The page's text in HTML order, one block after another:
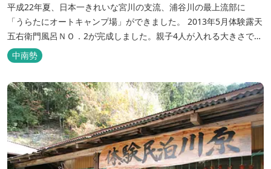
平成22年夏、日本一きれいな宮川の支流、浦谷川の最上流部に
「うらたにオートキャンプ場」ができました。 2013年5月体験露天
五右衛門風呂ＮＯ．2が完成しました。親子4人が入れる大きさで
す。中には腰掛けもあり、ゆっくり、星やホタルを見る事ができま
す。ひのきの香り漂う特製五右衛門風呂を自分で沸かし、入浴しま
ださい。
中南勢